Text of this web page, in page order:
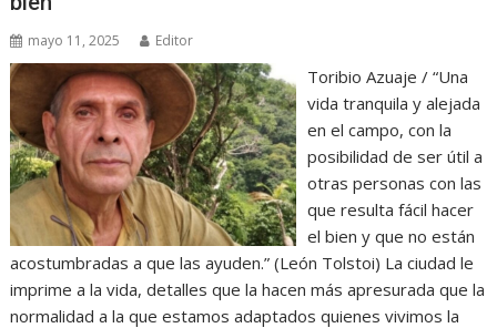
mayo 11, 2025 Editor
Toribio Azuaje / “Una
vida tranquila y alejada
en el campo, con la
posibilidad de ser útil a
otras personas con las
que resulta fácil hacer
el bien y que no están
acostumbradas a que las ayuden.” (León Tolstoi) La ciudad le
imprime a la vida, detalles que la hacen más apresurada que la
normalidad a la que estamos adaptados quienes vivimos la